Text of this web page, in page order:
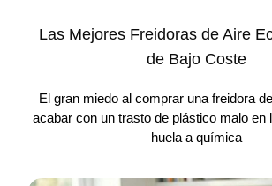
Las Mejores Freidoras de Aire
de Bajo Coste
El gran miedo al comprar una freidora
acabar con un trasto de plástico malo en
huela a química